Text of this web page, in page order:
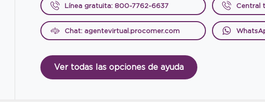
Línea gratuita: 800-7762-6637 Central
Chat: agentevirtual.procomer.com
Ver todas las opciones de ayuda